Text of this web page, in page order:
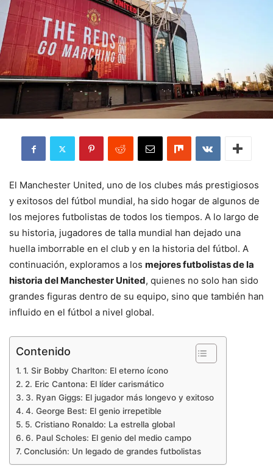
El Manchester United, uno de los clubes más prestigiosos
y exitosos del fútbol mundial, ha sido hogar de algunos de
los mejores futbolistas de todos los tiempos. A lo largo de
su historia, jugadores de talla mundial han dejado una
huella imborrable en el club y en la historia del fútbol. A
continuación, exploramos a los mejores futbolistas de la
historia del Manchester United, quienes no solo han sido
grandes figuras dentro de su equipo, sino que también han
influido en el fútbol a nivel global.
Contenido
1. Sir Bobby Charlton: El eterno ícono
2. Eric Cantona: El líder carismático
3. Ryan Giggs: El jugador más longevo y exitoso
4. George Best: El genio irrepetible
5. Cristiano Ronaldo: La estrella global
6. Paul Scholes: El genio del medio campo
Conclusión: Un legado de grandes futbolistas